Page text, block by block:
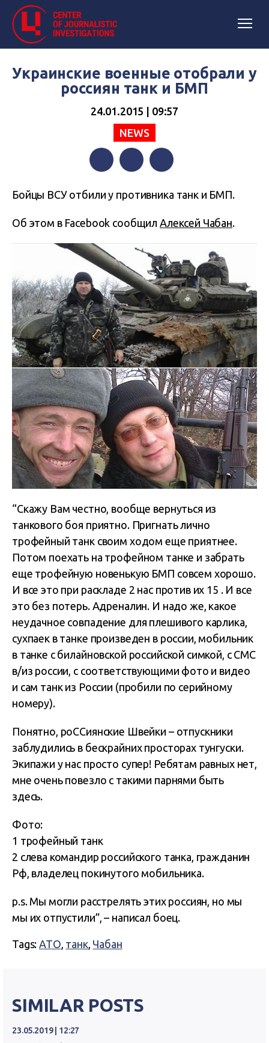
Украинские военные отобрали у
россиян танк и БМП
24.01.2015 | 09:57
NEWS
Бойцы ВСУ отбили у противника танк и БМП.
Об этом в Facebook сообщил Алексей Чабан.
“Скажу Вам честно, вообще вернуться из
танкового боя приятно. Пригнать лично
трофейный танк своим ходом еще приятнее.
Потом поехать на трофейном танке и забрать
еще трофейную новенькую БМП совсем хорошо.
И все это при раскладе 2 нас против их 15 . И все
это без потерь. Адреналин. И надо же, какое
неудачное совпадение для плешивого карлика,
сухпаек в танке произведен в россии, мобильник
в танке с билайновской российской симкой, с СМС
в/из россии, с соответствующими фото и видео
и сам танк из России (пробили по серийному
номеру).
Понятно, роССиянские Швейки – отпускники
заблудились в бескрайних просторах тунгуски.
Экипажи у нас просто супер! Ребятам равных нет,
мне очень повезло с такими парнями быть
здесь.
Фото:
1 трофейный танк
2 слева командир российского танка, гражданин
Рф, владелец покинутого мобильника.
p.s. Мы могли расстрелять этих россиян, но мы
мы их отпустили”, – написал боец.
Tags: АТО танк, Чабан
SIMILAR POSTS
23.05.2019 | 12:27